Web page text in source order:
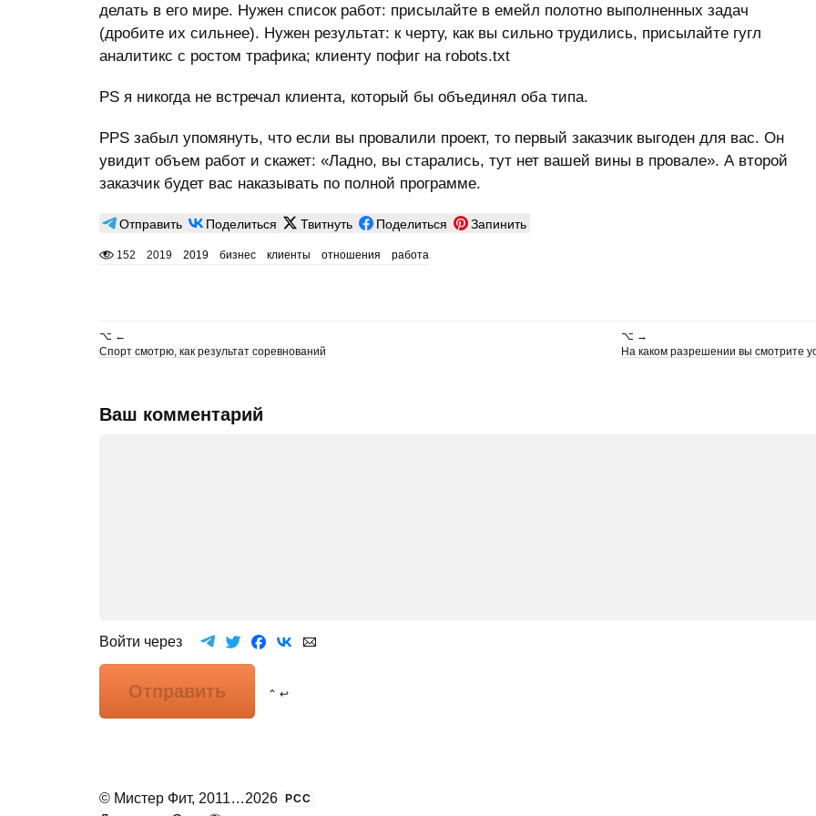
делать в его мире. Нужен список работ: присылайте в емейл полотно выполненных задач
(дробите их сильнее). Нужен результат: к черту, как вы сильно трудились, присылайте гугл
аналитикс с ростом трафика; клиенту пофиг на robots.txt
PS я никогда не встречал клиента, который бы объединял оба типа.
PPS забыл упомянуть, что если вы провалили проект, то первый заказчик выгоден для вас. Он
увидит объем работ и скажет: «Ладно, вы старались, тут нет вашей вины в провале». А второй
заказчик будет вас наказывать по полной программе.
Отправить Поделиться Твитнуть Поделиться Запинить
152 2019 2019 бизнес клиенты отношения работа
⌥ ←
Спорт смотрю, как результат соревнований
⌥ →
На каком разрешении вы смотрите
Ваш комментарий
Войти через
Отправить ⌃ ↩
© Мистер Фит, 2011...2026 РСС